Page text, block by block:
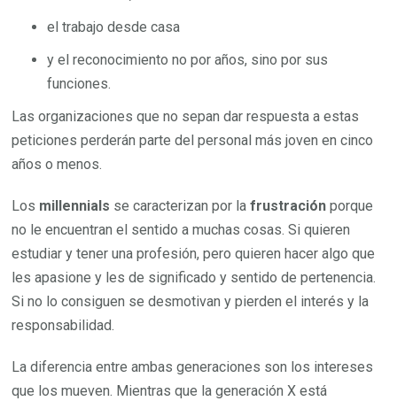
el trabajo desde casa
y el reconocimiento no por años, sino por sus
funciones.
Las organizaciones que no sepan dar respuesta a estas
peticiones perderán parte del personal más joven en cinco
años o menos.
Los millennials se caracterizan por lafrustración porque
no le encuentran el sentido a muchas cosas. Si quieren
estudiar y tener una profesión, pero quieren hacer algo que
les apasione y les de significado y sentido de pertenencia.
Si no lo consiguen se desmotivan y pierden el interés y la
responsabilidad.
La diferencia entre ambas generaciones son los intereses
que los mueven. Mientras que la generación X está